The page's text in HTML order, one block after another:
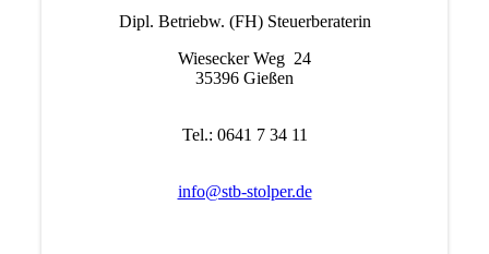
Dipl. Betriebw. (FH) Steuerberaterin
Wiesecker Weg 24
35396 Gießen
Tel.: 0641 7 34 11
info@stb-stolper.de